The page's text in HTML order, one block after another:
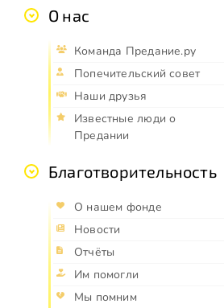
О нас
Команда Предание.ру
Попечительский совет
Наши друзья
Известные люди о
Предании
Благотворительность
О нашем фонде
Новости
Отчёты
Им помогли
Мы помним